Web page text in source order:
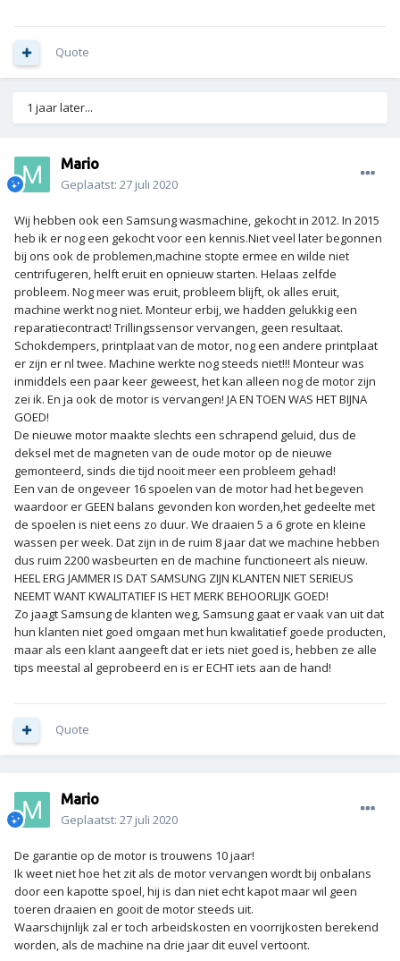
Quote
1 jaar later...
Mario
Geplaatst: 27 juli 2020
Wij hebben ook een Samsung wasmachine, gekocht in 2012. In 2015
heb ik er nog een gekocht voor een kennis.Niet veel later begonnen
bij ons ook de problemen,machine stopte ermee en wilde niet
centrifugeren, helft eruit en opnieuw starten. Helaas zelfde
probleem. Nog meer was eruit, probleem blijft, ok alles eruit,
machine werkt nog niet. Monteur erbij, we hadden gelukkig een
reparatiecontract! Trillingssensor vervangen, geen resultaat.
Schokdempers, printplaat van de motor, nog een andere printplaat
er zijn er nl twee. Machine werkte nog steeds niet!!! Monteur was
inmiddels een paar keer geweest, het kan alleen nog de motor zijn
zei ik. En ja ook de motor is vervangen! JA EN TOEN WAS HET BIJNA
GOED!
De nieuwe motor maakte slechts een schrapend geluid, dus de
deksel met de magneten van de oude motor op de nieuwe
gemonteerd, sinds die tijd nooit meer een probleem gehad!
Een van de ongeveer 16 spoelen van de motor had het begeven
waardoor er GEEN balans gevonden kon worden,het gedeelte met
de spoelen is niet eens zo duur. We draaien 5 a 6 grote en kleine
wassen per week. Dat zijn in de ruim 8 jaar dat we machine hebben
dus ruim 2200 wasbeurten en de machine functioneert als nieuw.
HEEL ERG JAMMER IS DAT SAMSUNG ZIJN KLANTEN NIET SERIEUS
NEEMT WANT KWALITATIEF IS HET MERK BEHOORLIJK GOED!
Zo jaagt Samsung de klanten weg, Samsung gaat er vaak van uit dat
hun klanten niet goed omgaan met hun kwalitatief goede producten,
maar als een klant aangeeft dat er iets niet goed is, hebben ze alle
tips meestal al geprobeerd en is er ECHT iets aan de hand!
Quote
Mario
Geplaatst: 27 juli 2020
De garantie op de motor is trouwens 10 jaar!
Ik weet niet hoe het zit als de motor vervangen wordt bij onbalans
door een kapotte spoel, hij is dan niet echt kapot maar wil geen
toeren draaien en gooit de motor steeds uit.
Waarschijnlijk zal er toch arbeidskosten en voorrijkosten berekend
worden, als de machine na drie jaar dit euvel vertoont.